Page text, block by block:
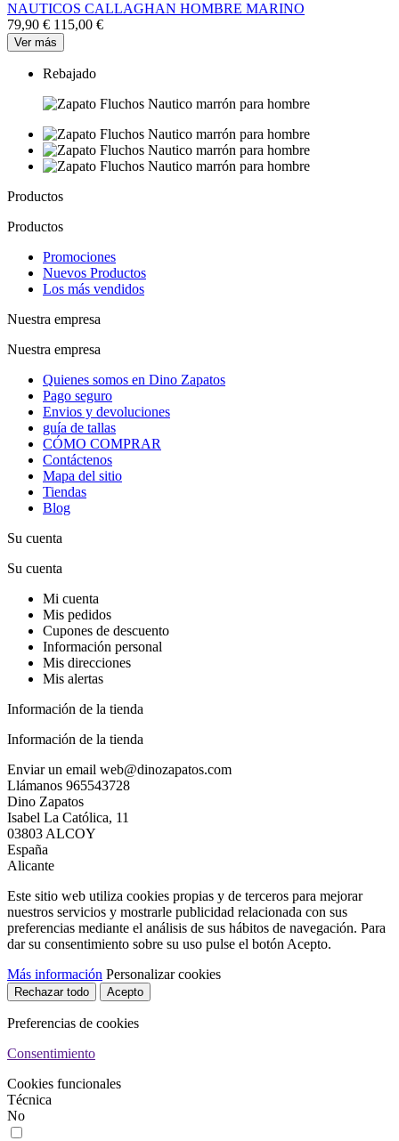
NAUTICOS CALLAGHAN HOMBRE MARINO
79,90 € 115,00 €
Ver más
Rebajado
Productos
Productos
Promociones
Nuevos Productos
Los más vendidos
Nuestra empresa
Nuestra empresa
Quienes somos en Dino Zapatos
Pago seguro
Envios y devoluciones
guía de tallas
CÓMO COMPRAR
Contáctenos
Mapa del sitio
Tiendas
Blog
Su cuenta
Su cuenta
Mi cuenta
Mis pedidos
Cupones de descuento
Información personal
Mis direcciones
Mis alertas
Información de la tienda
Información de la tienda
Enviar un email web@dinozapatos.com
Llámanos 965543728
Dino Zapatos
Isabel La Católica, 11
03803 ALCOY
España
Alicante
Este sitio web utiliza cookies propias y de terceros para mejorar
nuestros servicios y mostrarle publicidad relacionada con sus
preferencias mediante el análisis de sus hábitos de navegación. Para
dar su consentimiento sobre su uso pulse el botón Acepto.
Más información Personalizar cookies
Rechazar todo Acepto
Preferencias de cookies
Consentimiento
Cookies funcionales
Técnica
No